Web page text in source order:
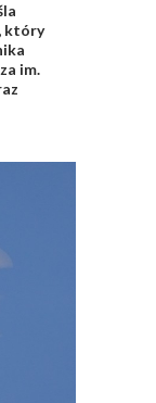
który
im.